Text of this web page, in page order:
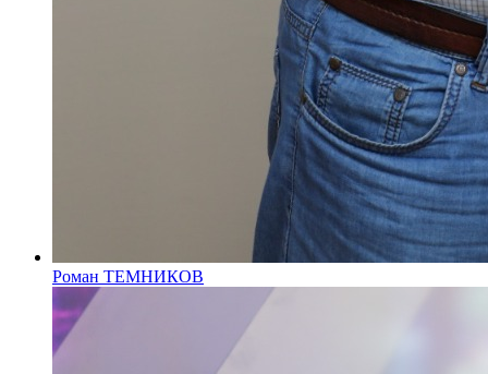
Роман ТЕМНИКОВ